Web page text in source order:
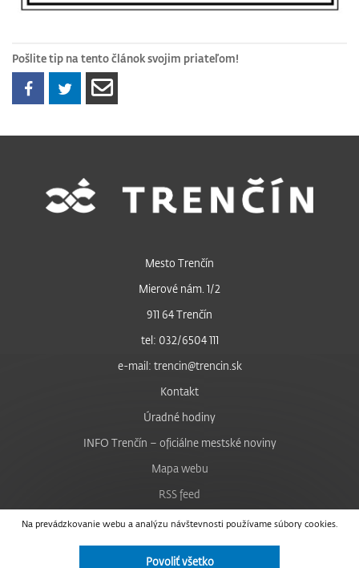
Pošlite tip na tento článok svojim priateľom!
Na prevádzkovanie webu a analýzu návštevnosti používame súbory cookies.
Povoliť všetko
Mesto Trenčín
Mierové nám. 1/2
911 64 Trenčín
tel: 032/6504 111
e-mail: trencin@trencin.sk
Kontakt
Úradné hodiny
INFO Trenčín – oficiálne mestské noviny
Mapa webu
RSS feed
Nastavenie cookies
Facebook